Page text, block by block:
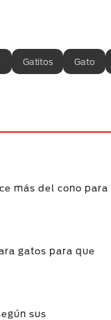
Gatitos Gato
más del cono para
gatos para que
sus